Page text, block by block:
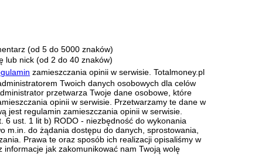
(od 5 do 5000 znaków)
lub nick (od 2 do 40 znaków)
zamieszczania opinii w serwisie. Totalmoney.pl
Twoich danych osobowych dla celów
przetwarza Twoje dane osobowe, które
opinii w serwisie. Przetwarzamy te dane w
jest regulamin zamieszczania opinii w serwisie.
6 ust. 1 lit b) RODO - niezbędność do wykonania
m.in. do żądania dostępu do danych, sprostowania,
Prawa te oraz sposób ich realizacji opisaliśmy w
informacje jak zakomunikować nam Twoją wolę